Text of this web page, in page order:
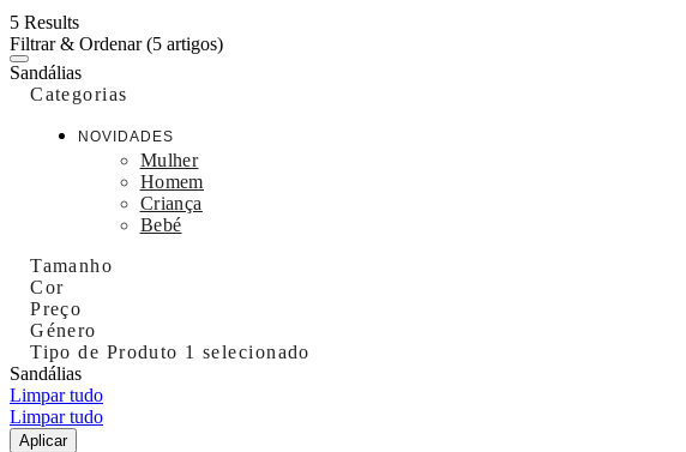
5 Results
Filtrar & Ordenar(5 artigos)
Sandálias
Categorias
NOVIDADES
Mulher
Homem
Criança
Bebé
Tamanho
Cor
Preço
Género
Tipo de Produto 1 selecionado
Sandálias
Limpar tudo
Limpar tudo
Aplicar